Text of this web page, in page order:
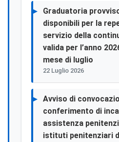
Graduatoria
disponibili per la
servizio della
valida per l’anno
mese di luglio
22 Luglio 2026
Avviso di
conferimento di
assistenza
istituti penitenziari